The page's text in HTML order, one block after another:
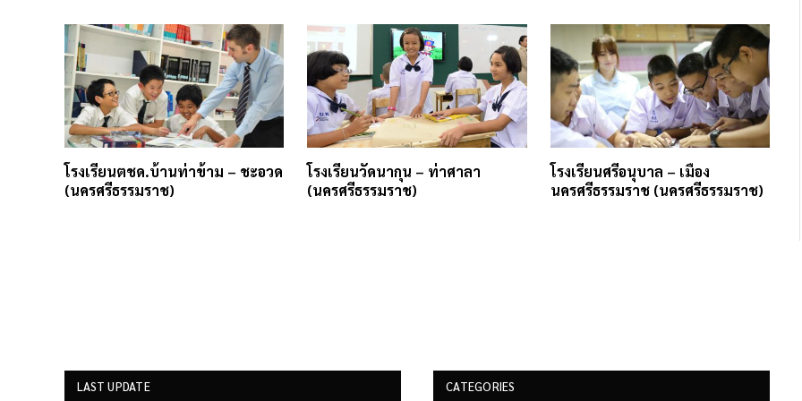
โรงเรียนตชด.บ้านท่าข้าม – ชะอวด
(นครศรีธรรมราช)
โรงเรียนวัดนากุน – ท่าศาลา
(นครศรีธรรมราช)
โรงเรียนศรีอนุบาล – เมือง
นครศรีธรรมราช (นครศรีธรรมราช)
LAST UPDATE CATEGORIES